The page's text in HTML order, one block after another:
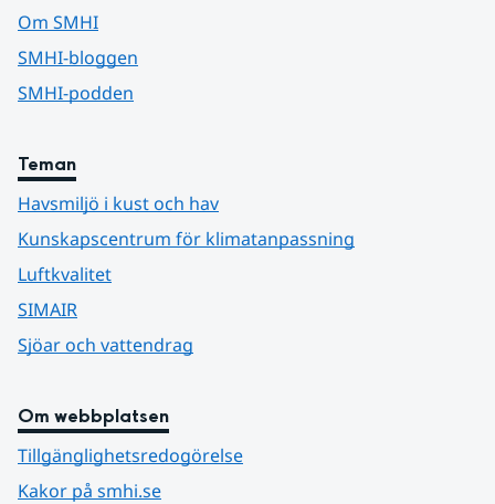
Om SMHI
SMHI-bloggen
SMHI-podden
Teman
Havsmiljö i kust och hav
Kunskapscentrum för klimatanpassning
Luftkvalitet
SIMAIR
Sjöar och vattendrag
Om webbplatsen
Tillgänglighetsredogörelse
Kakor på smhi.se